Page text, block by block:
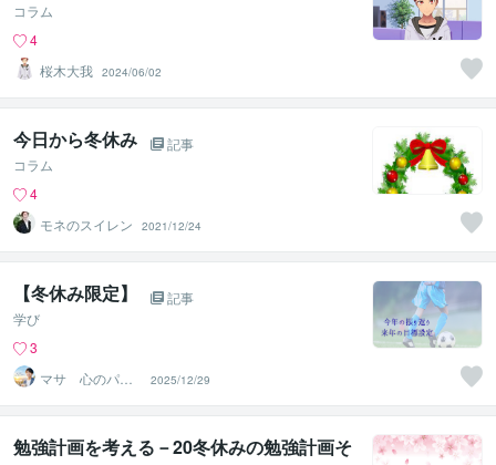
コラム
4
桜木大我 2024/06/02
今日から冬休み
記事
コラム
4
モネのスイレン
2021/12/24
【冬休み限定】
記事
学び
3
マサ 心のパー
ソナルコーチ
2025/12/29
勉強計画を考える－20冬休みの勉強計画そ